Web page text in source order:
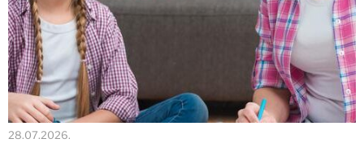
28.07.2026.